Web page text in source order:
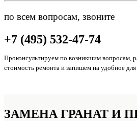
по всем вопросам, звоните
+7 (495) 532-47-74
Проконсультируем по возникшим вопросам,
стоимость ремонта и запишем на удобное для
ЗАМЕНА ГРАНАТ И